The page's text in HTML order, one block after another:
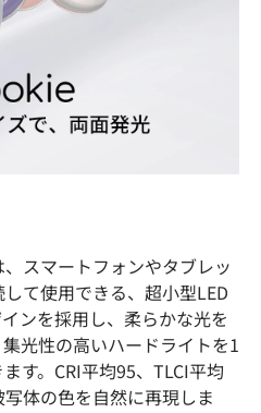
スマートフォンやタブレッ
て使用できる、超小型LED
ンを採用し、柔らかな光を
光性の高いハードライトを1
す。CRI平均95、TLCI平均
体の色を自然に再現しま